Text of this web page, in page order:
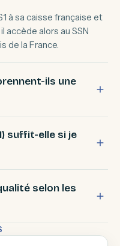
à sa caisse française et
accède alors au SSN
de la France.
ils une
suffit-elle si je
selon les